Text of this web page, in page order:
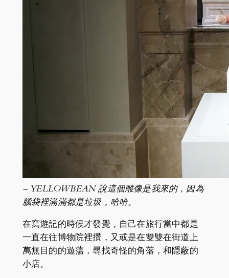
– YELLOWBEAN 說這個雕像是我來的，因為
腦袋裡滿滿都是垃圾，哈哈。
在寫遊記的時候才發覺，自己在旅行當中都是
一直在往博物院裡攢，又或是在雙雙在街道上
萬無目的的遊蕩，尋找奇怪的角落，和隱蔽的
小店。